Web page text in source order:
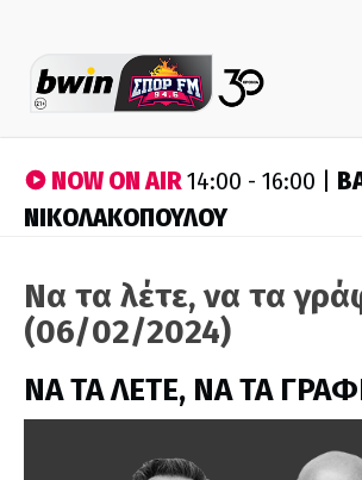
NOW ON AIR14:00 - 16:00 |
ΝΙΚΟΛΑΚΟΠΟΥΛΟΥ
Να τα λέτε, να τα
(06/02/2024)
ΝΑ ΤΑ ΛΕΤΕ, ΝΑ ΤΑ